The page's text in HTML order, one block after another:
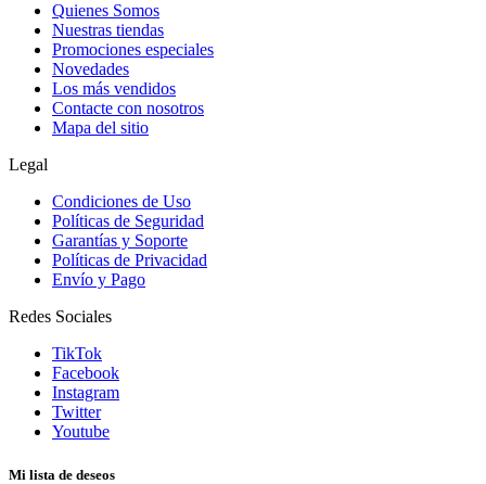
Quienes Somos
Nuestras tiendas
Promociones especiales
Novedades
Los más vendidos
Contacte con nosotros
Mapa del sitio
Legal
Condiciones de Uso
Políticas de Seguridad
Garantías y Soporte
Políticas de Privacidad
Envío y Pago
Redes Sociales
TikTok
Facebook
Instagram
Twitter
Youtube
Mi lista de deseos